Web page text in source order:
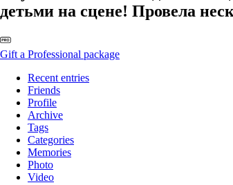
детьми на сцене! Провела
Gift a Professional package
Recent entries
Friends
Profile
Archive
Tags
Categories
Memories
Photo
Video